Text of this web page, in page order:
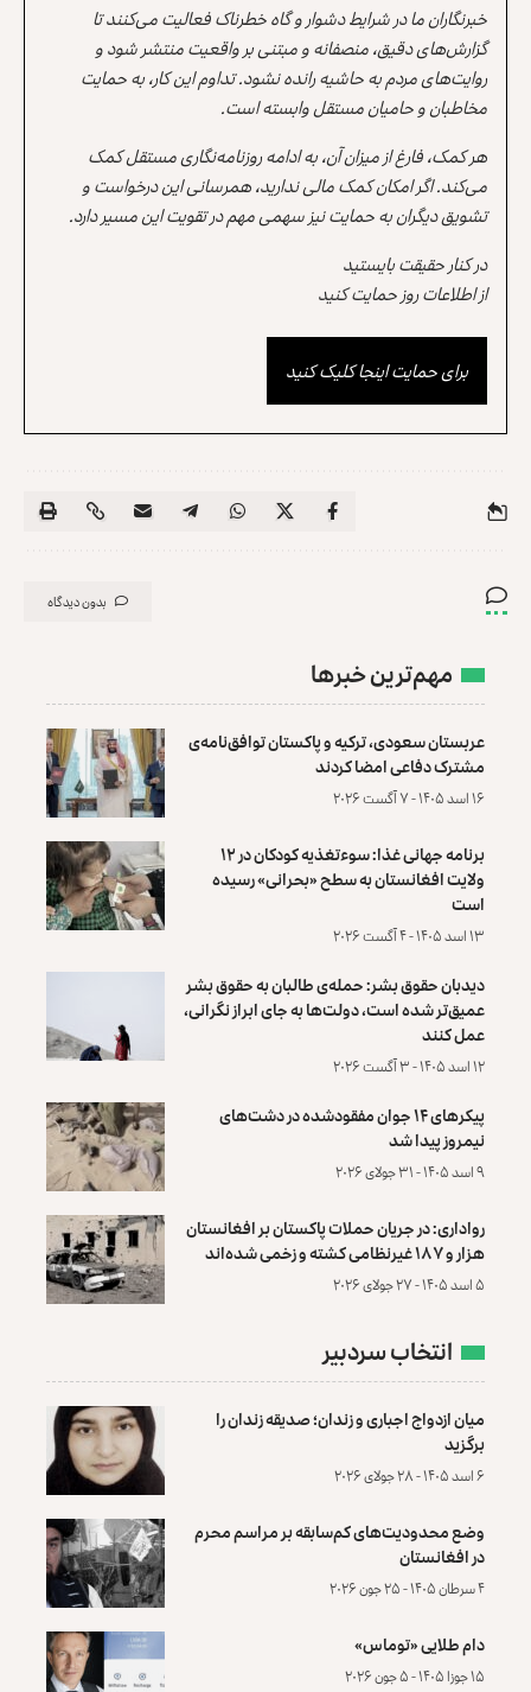
خبرنگاران ما در شرایط دشوار و گاه خطرناک فعالیت می‌کنند تا
گزارش‌های دقیق، منصفانه و مبتنی بر واقعیت منتشر شود و
روایت‌های مردم به حاشیه رانده نشود. تداوم این کار، به حمایت
مخاطبان و حامیان مستقل وابسته است.
هر کمک، فارغ از میزان آن، به ادامه روزنامه‌نگاری مستقل کمک
می‌کند. اگر امکان کمک مالی ندارید، همرسانی این درخواست و
تشویق دیگران به حمایت نیز سهمی مهم در تقویت این مسیر دارد.
در کنار حقیقت بایستید
از اطلاعات روز حمایت کنید
برای حمایت اینجا کلیک کنید
بدون دیدگاه
مهم‌ترین خبرها
عربستان سعودی، ترکیه و پاکستان توافق‌نامه‌ی
مشترک دفاعی امضا کردند
۱۶ اسد ۱۴۰۵ - ۷ آگست ۲۰۲۶
برنامه جهانی غذا: سوءتغذیه کودکان در ۱۲
ولایت افغانستان به سطح «بحرانی» رسیده
است
۱۳ اسد ۱۴۰۵ - ۴ آگست ۲۰۲۶
دیدبان حقوق بشر: حمله‌ی طالبان به حقوق بشر
عمیق‌تر شده است، دولت‌ها به جای ابراز نگرانی،
عمل کنند
۱۲ اسد ۱۴۰۵ - ۳ آگست ۲۰۲۶
پیکرهای ۱۴ جوان مفقودشده در دشت‌های
نیمروز پیدا شد
۹ اسد ۱۴۰۵ - ۳۱ جولای ۲۰۲۶
رواداری: در جریان حملات پاکستان بر افغانستان
هزار و ۱۸۷ غیرنظامی کشته و زخمی شده‌اند
۵ اسد ۱۴۰۵ - ۲۷ جولای ۲۰۲۶
انتخاب سردبیر
میان ازدواج اجباری و زندان؛ صدیقه زندان را
برگزید
۶ اسد ۱۴۰۵ - ۲۸ جولای ۲۰۲۶
وضع محدودیت‌های کم‌سابقه بر مراسم محرم
در افغانستان
۴ سرطان ۱۴۰۵ - ۲۵ جون ۲۰۲۶
دام طلایی «توماس»
۱۵ جوزا ۱۴۰۵ - ۵ جون ۲۰۲۶